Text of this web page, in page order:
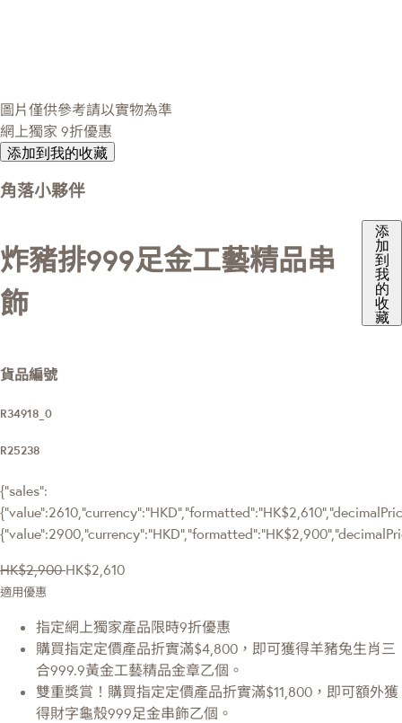
圖片僅供參考請以實物為準
網上獨家 9折優惠
添加到我的收藏
角落小夥伴
炸豬排999足金工藝精品串
飾
添
加
到
我
的
收
藏
貨品編號
R34918_0
R25238
{"sales":
HK$2,900 HK$2,610
適用優惠
指定網上獨家產品限時9折優惠
購買指定定價產品折實滿$4,800，即可獲得羊豬兔生肖三
合999.9黃金工藝精品金章乙個。
雙重獎賞！購買指定定價產品折實滿$11,800，即可額外獲
得財字龜殼999足金串飾乙個。